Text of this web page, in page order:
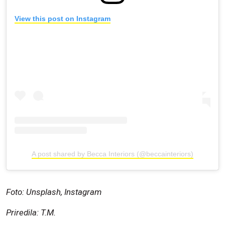
View this post on Instagram
A post shared by Becca Interiors (@beccainteriors)
Foto: Unsplash, Instagram
Priredila: T.M.